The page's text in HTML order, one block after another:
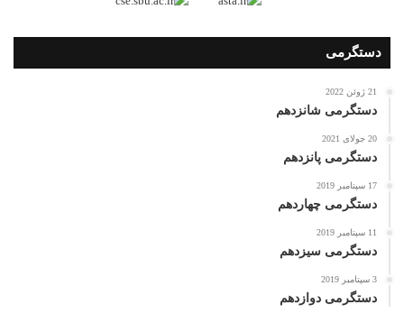
دستگرمی
21 ژوئن 2022
دستگرمی شانزدهم
20 جولای 2021
دستگرمی پانزدهم
17 سپتامبر 2019
دستگرمی چهاردهم
11 سپتامبر 2019
دستگرمی سیزدهم
3 سپتامبر 2019
دستگرمی دوازدهم